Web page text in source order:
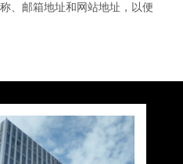
、邮箱地址和网站地址，以便